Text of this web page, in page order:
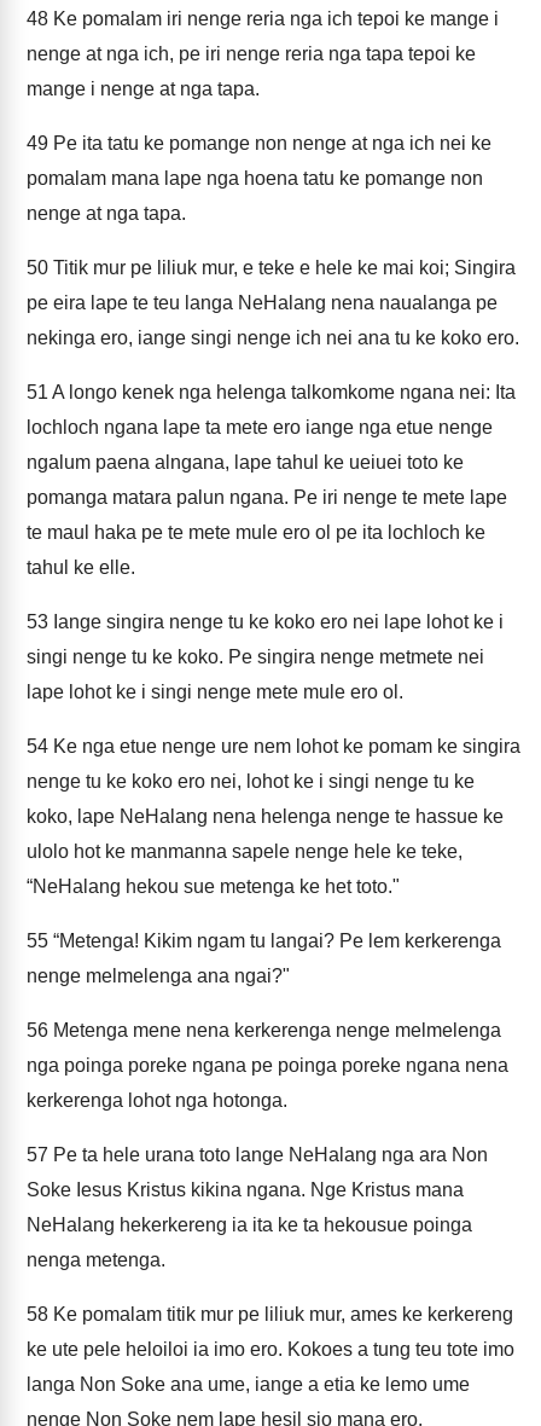
48 Ke pomalam iri nenge reria nga ich tepoi ke mange i
nenge at nga ich, pe iri nenge reria nga tapa tepoi ke
mange i nenge at nga tapa.
49 Pe ita tatu ke pomange non nenge at nga ich nei ke
pomalam mana lape nga hoena tatu ke pomange non
nenge at nga tapa.
50 Titik mur pe liliuk mur, e teke e hele ke mai koi; Singira
pe eira lape te teu langa NeHalang nena naualanga pe
nekinga ero, iange singi nenge ich nei ana tu ke koko ero.
51 A longo kenek nga helenga talkomkome ngana nei: Ita
lochloch ngana lape ta mete ero iange nga etue nenge
ngalum paena alngana, lape tahul ke ueiuei toto ke
pomanga matara palun ngana. Pe iri nenge te mete lape
te maul haka pe te mete mule ero ol pe ita lochloch ke
tahul ke elle.
53 Iange singira nenge tu ke koko ero nei lape lohot ke i
singi nenge tu ke koko. Pe singira nenge metmete nei
lape lohot ke i singi nenge mete mule ero ol.
54 Ke nga etue nenge ure nem lohot ke pomam ke singira
nenge tu ke koko ero nei, lohot ke i singi nenge tu ke
koko, lape NeHalang nena helenga nenge te hassue ke
ulolo hot ke manmanna sapele nenge hele ke teke,
“NeHalang hekou sue metenga ke het toto."
55 “Metenga! Kikim ngam tu langai? Pe lem kerkerenga
nenge melmelenga ana ngai?"
56 Metenga mene nena kerkerenga nenge melmelenga
nga poinga poreke ngana pe poinga poreke ngana nena
kerkerenga lohot nga hotonga.
57 Pe ta hele urana toto lange NeHalang nga ara Non
Soke Iesus Kristus kikina ngana. Nge Kristus mana
NeHalang hekerkereng ia ita ke ta hekousue poinga
nenga metenga.
58 Ke pomalam titik mur pe liliuk mur, ames ke kerkereng
ke ute pele heloiloi ia imo ero. Kokoes a tung teu tote imo
langa Non Soke ana ume, iange a etia ke lemo ume
nenge Non Soke nem lape hesil sio mana ero.